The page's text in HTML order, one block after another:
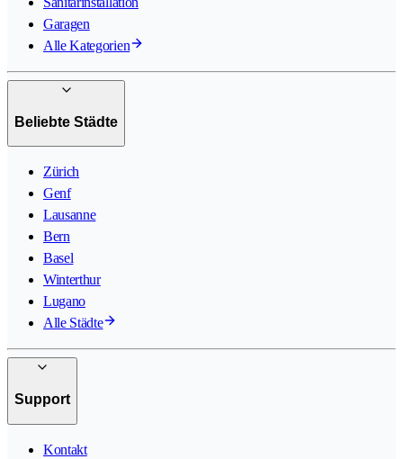
Garagen
Alle Kategorien
Beliebte Städte
Zürich
Genf
Lausanne
Bern
Basel
Winterthur
Lugano
Alle Städte
Support
Kontakt